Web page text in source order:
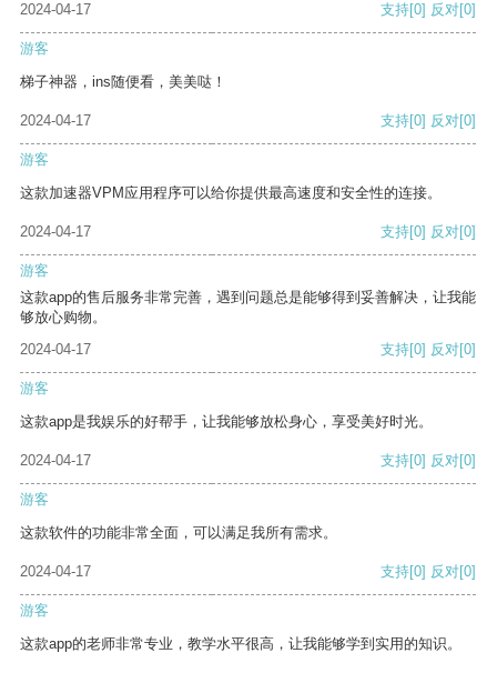
2024-04-17
支持[0] 反对[0]
游客
梯子神器，ins随便看，美美哒！
2024-04-17 支持[0] 反对[0]
游客
这款加速器VPM应用程序可以给你提供最高速度和安全性的连接。
2024-04-17 支持[0] 反对[0]
游客
这款app的售后服务非常完善，遇到问题总是能够得到妥善解决，让我能
够放心购物。
2024-04-17
支持[0] 反对[0]
游客
这款app是我娱乐的好帮手，让我能够放松身心，享受美好时光。
2024-04-17 支持[0] 反对[0]
游客
这款软件的功能非常全面，可以满足我所有需求。
2024-04-17 支持[0] 反对[0]
游客
这款app的老师非常专业，教学水平很高，让我能够学到实用的知识。